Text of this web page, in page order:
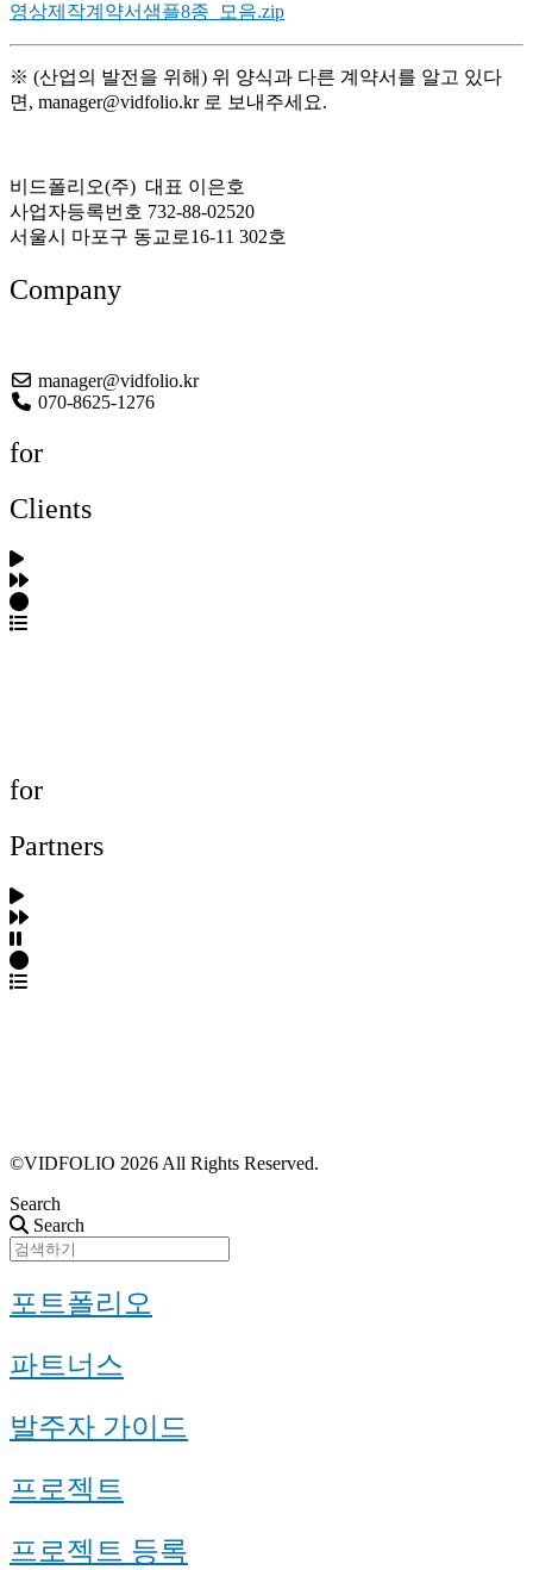
영상제작계약서샘플8종_모음.zip
※ (산업의 발전을 위해) 위 양식과 다른 계약서를 알고 있다
면, manager@vidfolio.kr 로 보내주세요.
비드폴리오(주) 대표 이은호
사업자등록번호 732-88-02520
서울시 마포구 동교로16-11 302호
Company
manager@vidfolio.kr
070-8625-1276
for
Clients
for
Partners
©VIDFOLIO 2026 All Rights Reserved.
Search
Search
포트폴리오
파트너스
발주자 가이드
프로젝트
프로젝트 등록